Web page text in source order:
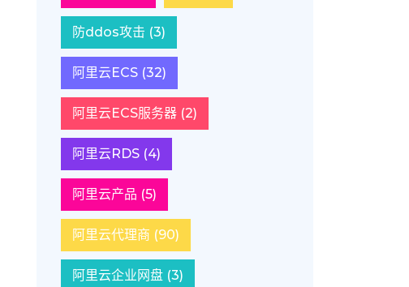
防ddos攻击 (3)
阿里云ECS(32)
阿里云ECS服务器(2)
阿里云RDS(4)
阿里云产品 (5)
阿里云代理商 (90)
阿里云企业网盘(3)